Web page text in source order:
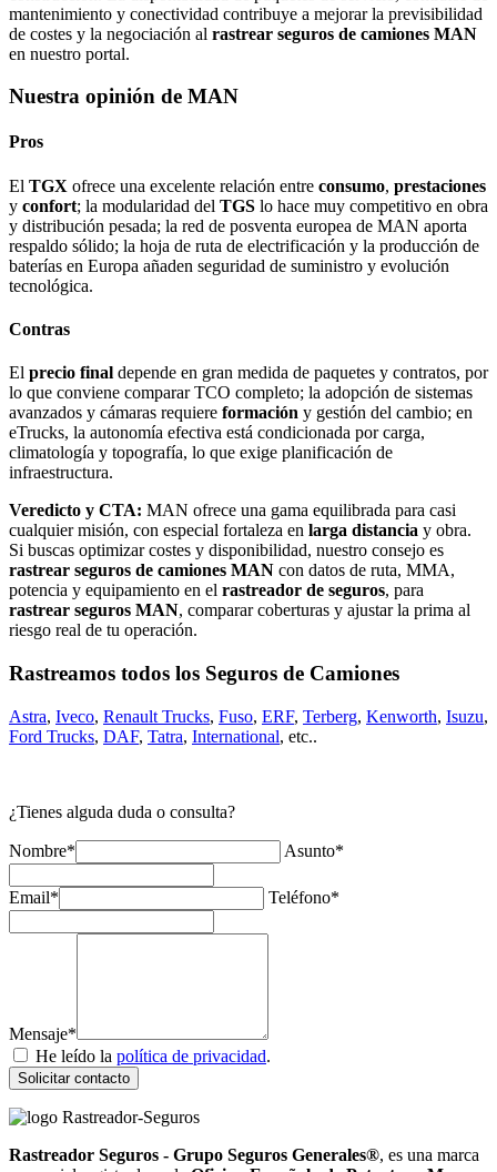
mantenimiento y conectividad contribuye a mejorar la previsibilidad
de costes y la negociación al rastrear seguros de camiones MAN
en nuestro portal.
Nuestra opinión de MAN
Pros
El TGX ofrece una excelente relación entre consumo, prestaciones
y confort; la modularidad del TGS lo hace muy competitivo en obra
y distribución pesada; la red de posventa europea de MAN aporta
respaldo sólido; la hoja de ruta de electrificación y la producción de
baterías en Europa añaden seguridad de suministro y evolución
tecnológica.
Contras
El precio final depende en gran medida de paquetes y contratos, por
lo que conviene comparar TCO completo; la adopción de sistemas
avanzados y cámaras requiere formación y gestión del cambio; en
eTrucks, la autonomía efectiva está condicionada por carga,
climatología y topografía, lo que exige planificación de
infraestructura.
Veredicto y CTA: MAN ofrece una gama equilibrada para casi
cualquier misión, con especial fortaleza en larga distancia y obra.
Si buscas optimizar costes y disponibilidad, nuestro consejo es
rastrear seguros de camiones MAN con datos de ruta, MMA,
potencia y equipamiento en el rastreador de seguros, para
rastrear seguros MAN, comparar coberturas y ajustar la prima al
riesgo real de tu operación.
Rastreamos todos los Seguros de Camiones
Astra, Iveco, Renault Trucks, Fuso, ERF, Terberg, Kenworth, Isuzu,
Ford Trucks, DAF, Tatra, International, etc..
¿Tienes alguda duda o consulta?
Nombre* Asunto*
Email* Teléfono*
Mensaje*
He leído la política de privacidad.
Solicitar contacto
Rastreador Seguros - Grupo Seguros Generales®, es una marca